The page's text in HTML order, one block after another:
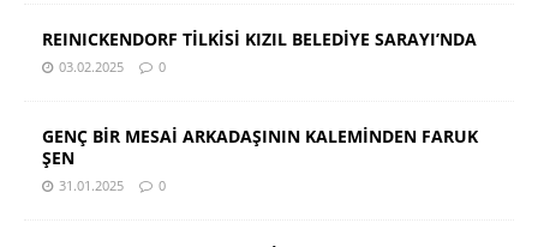
REINICKENDORF TİLKİSİ KIZIL BELEDİYE SARAYI’NDA
03.02.2025 0
GENÇ BİR MESAİ ARKADAŞININ KALEMİNDEN FARUK
ŞEN
31.01.2025 0